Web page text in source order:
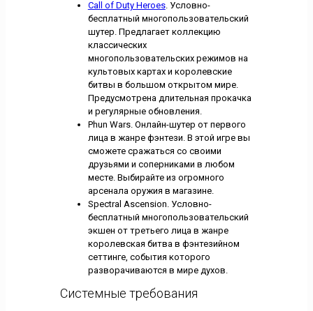
Call of Duty Heroes. Условно-
бесплатный многопользовательский
шутер. Предлагает коллекцию
классических
многопользовательских режимов на
культовых картах и королевские
битвы в большом открытом мире.
Предусмотрена длительная прокачка
и регулярные обновления.
Phun Wars. Онлайн-шутер от первого
лица в жанре фэнтези. В этой игре вы
сможете сражаться со своими
друзьями и соперниками в любом
месте. Выбирайте из огромного
арсенала оружия в магазине.
Spectral Ascension. Условно-
бесплатный многопользовательский
экшен от третьего лица в жанре
королевская битва в фэнтезийном
сеттинге, события которого
разворачиваются в мире духов.
Системные требования